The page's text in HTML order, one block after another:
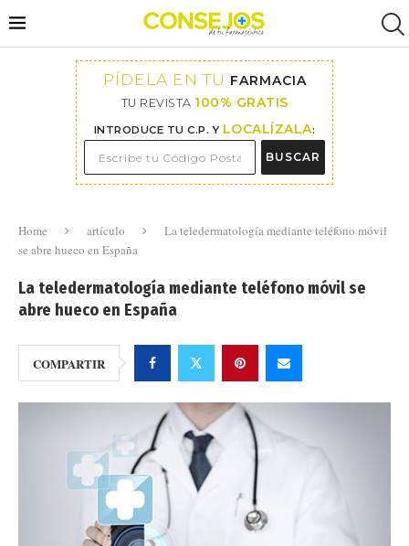
PÍDELA EN TU FARMACIA
TU REVISTA 100% GRATIS
INTRODUCE TU C.P. Y LOCALÍZALA:
BUSCAR
Home artículo
La teledermatología mediante teléfono móvil
se abre hueco en España
La teledermatología mediante teléfono móvil se
abre hueco en España
COMPARTIR